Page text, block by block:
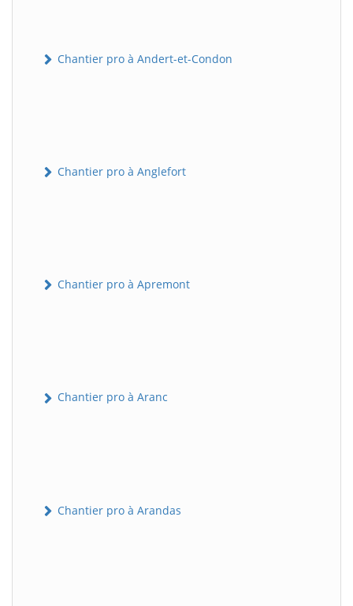
Chantier pro à Andert-et-Condon
Chantier pro à Anglefort
Chantier pro à Apremont
Chantier pro à Aranc
Chantier pro à Arandas